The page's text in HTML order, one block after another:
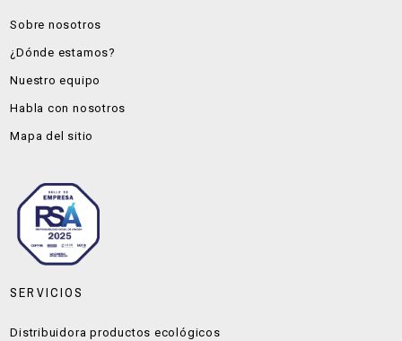
Sobre nosotros
¿Dónde estamos?
Nuestro equipo
Habla con nosotros
Mapa del sitio
SERVICIOS
Distribuidora productos ecológicos